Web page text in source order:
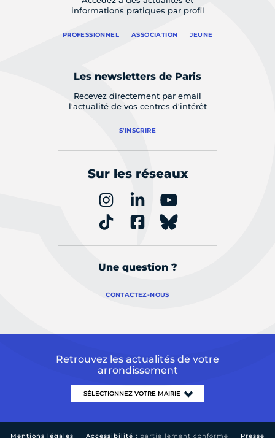
informations pratiques par profil
PROFESSIONNEL ASSOCIATION JEUNE
Les newsletters de Paris
Recevez directement par email
l'actualité de vos centres d'intérêt
S'INSCRIRE
Sur les réseaux
Une question ?
CONTACTEZ-NOUS
Retrouvez les actualités de votre
arrondissement
Mentions légales Accessibilité : partiellement conforme Presse